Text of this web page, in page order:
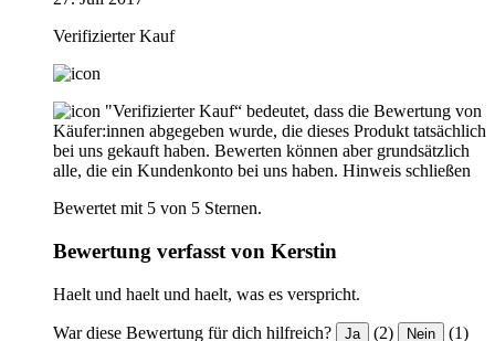
Verifizierter Kauf
"Verifizierter Kauf“ bedeutet, dass die Bewertung von
Käufer:innen abgegeben wurde, die dieses Produkt tatsächlich
bei uns gekauft haben. Bewerten können aber grundsätzlich
alle, die ein Kundenkonto bei uns haben. Hinweis schließen
Bewertet mit 5 von 5 Sternen.
Bewertung verfasst von Kerstin
Haelt und haelt und haelt, was es verspricht.
War diese Bewertung für dich hilfreich? Ja (2) Nein (1)